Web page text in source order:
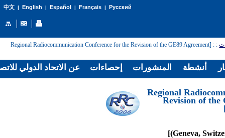
中文| English | Español | Français| Русский
:
: [Regional Radiocommunication Conference for the Revision of the GE89 Agreement
[Regional
Revision of the
عن الاتحاد الدولي إحصاءات المنشورات أنشطة